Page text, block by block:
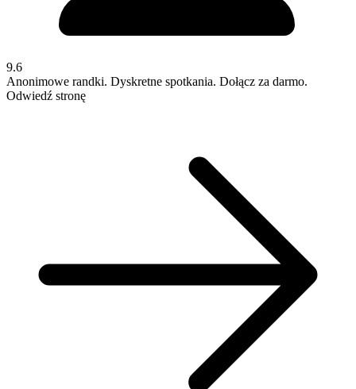
9.6
Anonimowe randki. Dyskretne spotkania. Dołącz za darmo.
Odwiedź stronę